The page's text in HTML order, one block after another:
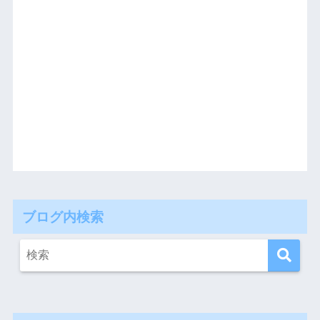
ブログ内検索